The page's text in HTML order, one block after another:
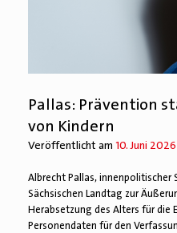
Pallas: Prävention
von Kindern
Veröffentlicht am 10. Juni 2026
Albrecht Pallas, innenpolitischer
Sächsischen Landtag zur
Herabsetzung des Alters für die
Personendaten für den